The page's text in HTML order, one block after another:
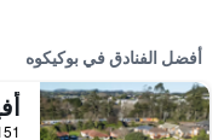
أفضل الفنادق في بوكيكوه